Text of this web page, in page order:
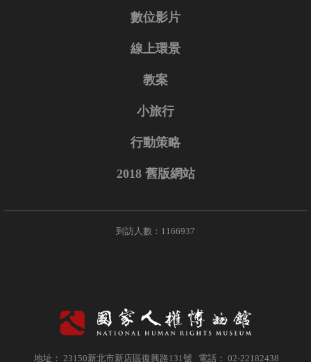
數位影片
線上環景
教案
小旅行
行動策略
2018 舊版網站
到訪人數：1166937
地址： 23150新北市新店區復興路131號 電話： 02-22182438